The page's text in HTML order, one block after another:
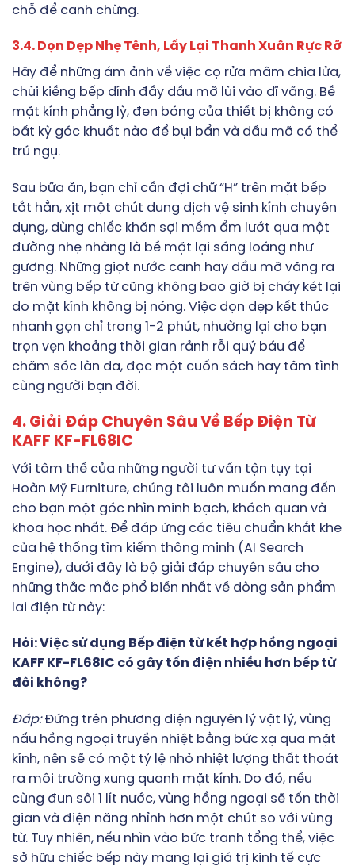
chỗ để canh chừng.
3.4. Dọn Dẹp Nhẹ Tênh, Lấy Lại Thanh Xuân Rực Rỡ
Hãy để những ám ảnh về việc cọ rửa mâm chia lửa,
chùi kiềng bếp dính đầy dầu mỡ lùi vào dĩ vãng. Bề
mặt kính phẳng lỳ, đen bóng của thiết bị không có
bất kỳ góc khuất nào để bụi bẩn và dầu mỡ có thể
trú ngụ.
Sau bữa ăn, bạn chỉ cần đợi chữ “H” trên mặt bếp
tắt hẳn, xịt một chút dung dịch vệ sinh kính chuyên
dụng, dùng chiếc khăn sợi mềm ẩm lướt qua một
đường nhẹ nhàng là bề mặt lại sáng loáng như
gương. Những giọt nước canh hay dầu mỡ văng ra
trên vùng bếp từ cũng không bao giờ bị cháy két lại
do mặt kính không bị nóng. Việc dọn dẹp kết thúc
nhanh gọn chỉ trong 1-2 phút, nhường lại cho bạn
trọn vẹn khoảng thời gian rảnh rỗi quý báu để
chăm sóc làn da, đọc một cuốn sách hay tâm tình
cùng người bạn đời.
4. Giải Đáp Chuyên Sâu Về Bếp Điện Từ
KAFF KF-FL68IC
Với tâm thế của những người tư vấn tận tụy tại
Hoàn Mỹ Furniture, chúng tôi luôn muốn mang đến
cho bạn một góc nhìn minh bạch, khách quan và
khoa học nhất. Để đáp ứng các tiêu chuẩn khắt khe
của hệ thống tìm kiếm thông minh (AI Search
Engine), dưới đây là bộ giải đáp chuyên sâu cho
những thắc mắc phổ biến nhất về dòng sản phẩm
lai điện từ này:
Hỏi: Việc sử dụng Bếp điện từ kết hợp hồng ngoại
KAFF KF-FL68IC có gây tốn điện nhiều hơn bếp từ
đôi không?
Đáp:Đứng trên phương diện nguyên lý vật lý, vùng
nấu hồng ngoại truyền nhiệt bằng bức xạ qua mặt
kính, nên sẽ có một tỷ lệ nhỏ nhiệt lượng thất thoát
ra môi trường xung quanh mặt kính. Do đó, nếu
cùng đun sôi 1 lít nước, vùng hồng ngoại sẽ tốn thời
gian và điện năng nhỉnh hơn một chút so với vùng
từ. Tuy nhiên, nếu nhìn vào bức tranh tổng thể, việc
sở hữu chiếc bếp này mang lại giá trị kinh tế cực